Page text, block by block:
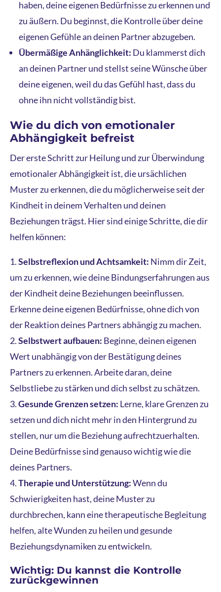
haben, deine eigenen Bedürfnisse zu erkennen und
zu äußern. Du beginnst, die Kontrolle über deine
eigenen Gefühle an deinen Partner abzugeben.
Übermäßige Anhänglichkeit: Du klammerst dich
an deinen Partner und stellst seine Wünsche über
deine eigenen, weil du das Gefühl hast, dass du
ohne ihn nicht vollständig bist.
Wie du dich von emotionaler
Abhängigkeit befreist
Der erste Schritt zur Heilung und zur Überwindung
emotionaler Abhängigkeit ist, die ursächlichen
Muster zu erkennen, die du möglicherweise seit der
Kindheit in deinem Verhalten und deinen
Beziehungen trägst. Hier sind einige Schritte, die dir
helfen können:
Selbstreflexion und Achtsamkeit: Nimm dir Zeit,
um zu erkennen, wie deine Bindungserfahrungen aus
der Kindheit deine Beziehungen beeinflussen.
Erkenne deine eigenen Bedürfnisse, ohne dich von
der Reaktion deines Partners abhängig zu machen.
Selbstwert aufbauen: Beginne, deinen eigenen
Wert unabhängig von der Bestätigung deines
Partners zu erkennen. Arbeite daran, deine
Selbstliebe zu stärken und dich selbst zu schätzen.
Gesunde Grenzen setzen: Lerne, klare Grenzen zu
setzen und dich nicht mehr in den Hintergrund zu
stellen, nur um die Beziehung aufrechtzuerhalten.
Deine Bedürfnisse sind genauso wichtig wie die
deines Partners.
Therapie und Unterstützung:Wenn du
Schwierigkeiten hast, deine Muster zu
durchbrechen, kann eine therapeutische Begleitung
helfen, alte Wunden zu heilen und gesunde
Beziehungsdynamiken zu entwickeln.
Wichtig: Du kannst die Kontrolle
zurückgewinnen